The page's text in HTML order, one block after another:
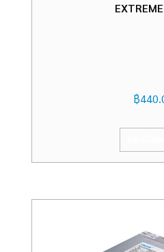
฿